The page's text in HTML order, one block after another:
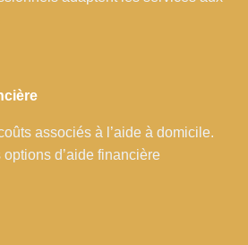
associés à l’aide à domicile.
options d’aide financière